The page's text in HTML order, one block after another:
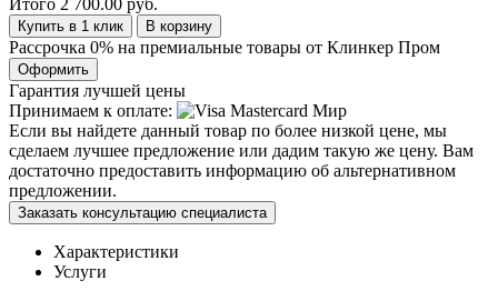
Купить в 1 клик В корзину
Рассрочка 0% на премиальные товары от Клинкер Пром
Оформить
Гарантия лучшей цены
Принимаем к оплате:
Если вы найдете данный товар по более низкой цене, мы
сделаем лучшее предложение или дадим такую же цену. Вам
достаточно предоставить информацию об альтернативном
предложении.
Заказать консультацию специалиста
Характеристики
Услуги